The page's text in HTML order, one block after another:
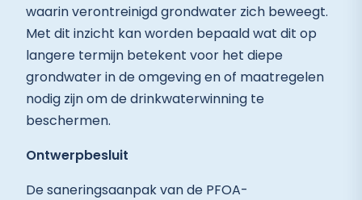
waarin verontreinigd grondwater zich beweegt.
Met dit inzicht kan worden bepaald wat dit op
langere termijn betekent voor het diepe
grondwater in de omgeving en of maatregelen
nodig zijn om de drinkwaterwinning te
beschermen.
Ontwerpbesluit
De saneringsaanpak van de PFOA-